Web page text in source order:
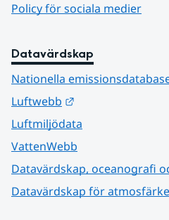
Policy för sociala medier
Datavärdskap
Nationella
Luftwebb
Luftmiljödata
VattenWebb
Datavärdskap, oceanografi
Datavärdskap för